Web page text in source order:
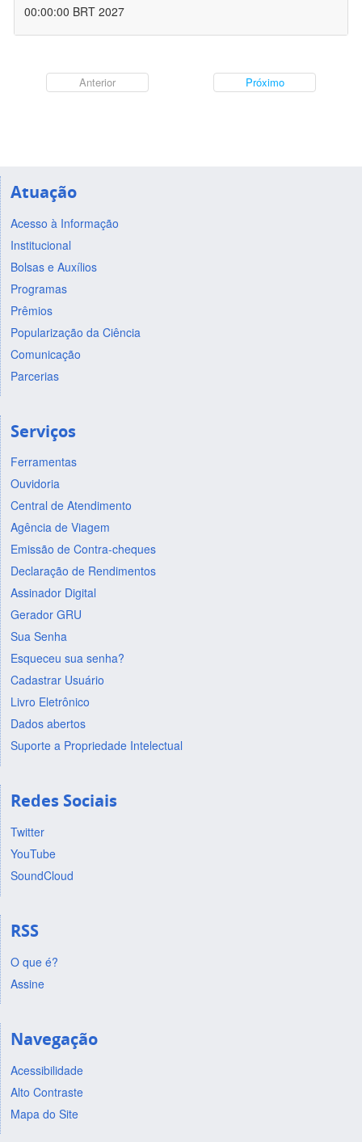
00:00:00 BRT 2027
Anterior Próximo
Atuação
Acesso à Informação
Institucional
Bolsas e Auxílios
Programas
Prêmios
Popularização da Ciência
Comunicação
Parcerias
Serviços
Ferramentas
Ouvidoria
Central de Atendimento
Agência de Viagem
Emissão de Contra-cheques
Declaração de Rendimentos
Assinador Digital
Gerador GRU
Sua Senha
Esqueceu sua senha?
Cadastrar Usuário
Livro Eletrônico
Dados abertos
Suporte a Propriedade Intelectual
Redes Sociais
Twitter
YouTube
SoundCloud
RSS
O que é?
Assine
Navegação
Acessibilidade
Alto Contraste
Mapa do Site